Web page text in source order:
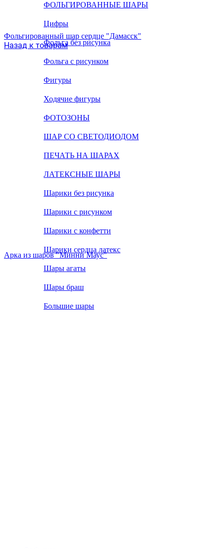
ФОЛЬГИРОВАННЫЕ ШАРЫ
Цифры
Фольга без рисунка
Фольга с рисунком
Фигуры
Ходячие фигуры
ФОТОЗОНЫ
ШАР СО СВЕТОДИОДОМ
ПЕЧАТЬ НА ШАРАХ
ЛАТЕКСНЫЕ ШАРЫ
Шарики без рисунка
Шарики с рисунком
Шарики с конфетти
Шарики сердца латекс
Шары агаты
Шары браш
Большие шары
Фольгированный шар сердце "Дамасск"
Назад к товарам
Арка из шаров "Минни Маус"